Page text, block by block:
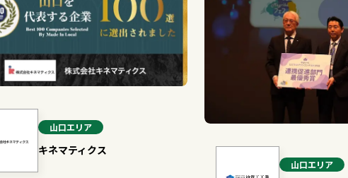
山口エリア
キネマティクス
山口エリア